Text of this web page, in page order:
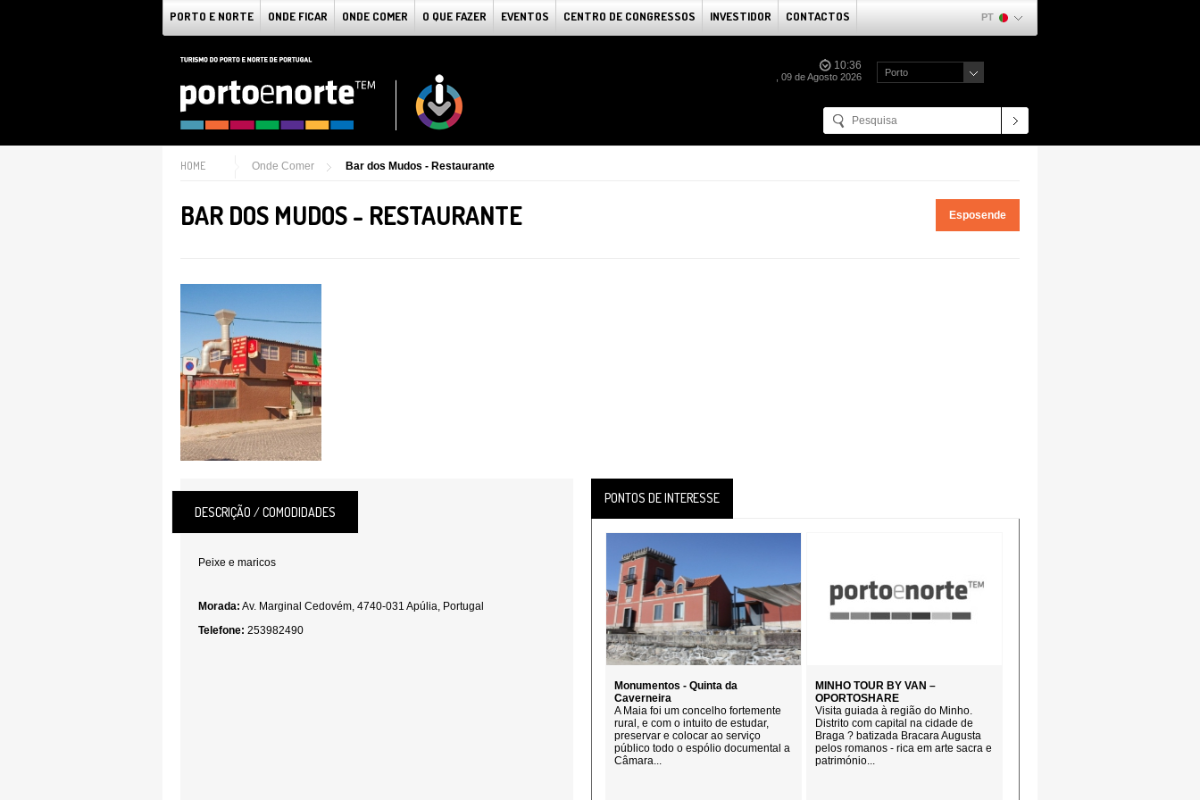
PORTO E NORTE ONDE FICAR ONDE COMER O QUE FAZER EVENTOS CENTRO DE CONGRESSOS INVESTIDOR CONTACTOS PT
10:36
, 09 de Agosto 2026 Porto
HOME Onde Comer Bar dos Mudos - Restaurante
BAR DOS MUDOS - RESTAURANTE Esposende
DESCRIÇÃO / COMODIDADES
Peixe e maricos
Morada: Av. Marginal Cedovém, 4740-031 Apúlia, Portugal
Telefone: 253982490
PONTOS DE INTERESSE
Monumentos - Quinta da
Caverneira
A Maia foi um concelho fortemente
rural, e com o intuito de estudar,
preservar e colocar ao serviço
público todo o espólio documental a
Câmara...
MINHO TOUR BY VAN –
OPORTOSHARE
Visita guiada à região do Minho.
Distrito com capital na cidade de
Braga ? batizada Bracara Augusta
pelos romanos - rica em arte sacra e
património...